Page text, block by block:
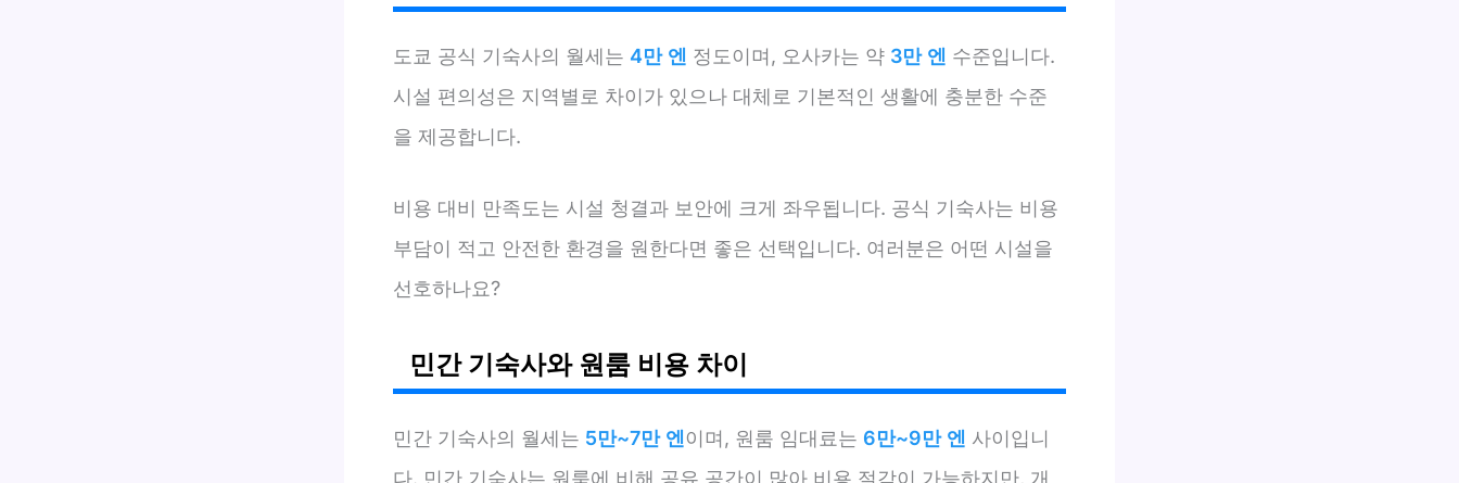
도쿄 공식 기숙사의 월세는 4만 엔 정도이며, 오사카는 약 3만 엔 수준입니다.
시설 편의성은 지역별로 차이가 있으나 대체로 기본적인 생활에 충분한 수준
을 제공합니다.
비용 대비 만족도는 시설 청결과 보안에 크게 좌우됩니다. 공식 기숙사는 비용
부담이 적고 안전한 환경을 원한다면 좋은 선택입니다. 여러분은 어떤 시설을
선호하나요?
민간 기숙사와 원룸 비용 차이
민간 기숙사의 월세는 5만~7만 엔 이며, 원룸 임대료는 6만~9만 엔 사이입니
다. 민간 기숙사는 원룸에 비해 공유 공간이 많아 비용 절감이 가능하지만, 개